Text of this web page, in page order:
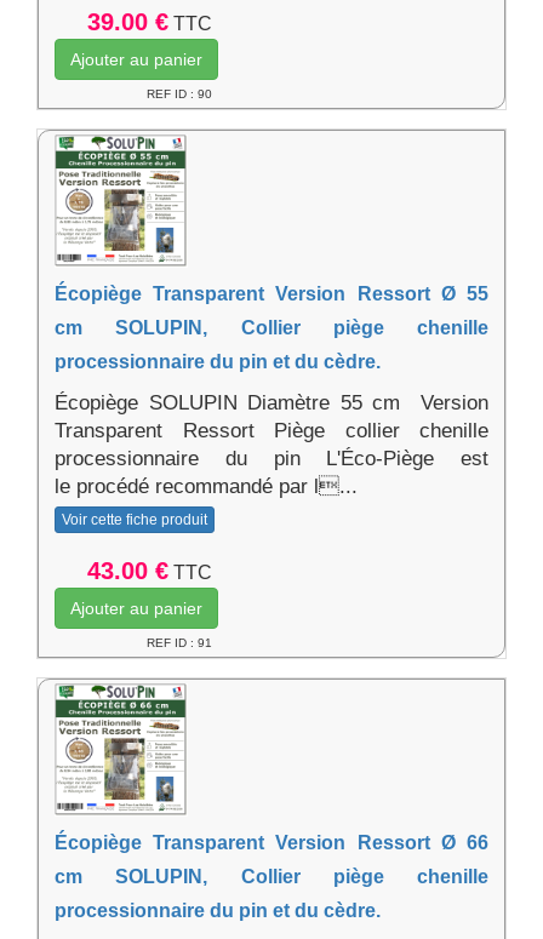
39.00 € TTC
Ajouter au panier
REF ID : 90
Écopiège Transparent Version Ressort Ø 55
cm SOLUPIN, Collier piège chenille
processionnaire du pin et du cèdre.
Écopiège SOLUPIN Diamètre 55 cm Version
Transparent Ressort Piège collier chenille
processionnaire du pin L'Éco-Piège est
le procédé recommandé par l...
Voir cette fiche produit
43.00 € TTC
Ajouter au panier
REF ID : 91
Écopiège Transparent Version Ressort Ø 66
cm SOLUPIN, Collier piège chenille
processionnaire du pin et du cèdre.